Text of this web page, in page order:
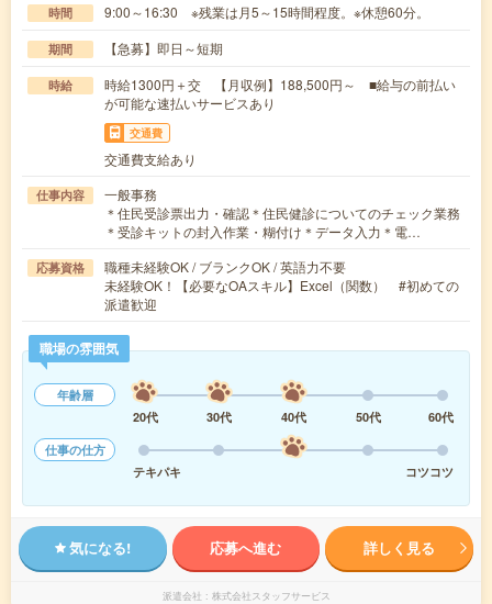
時間 9:00～16:30 ※残業は月5～15時間程度。※休憩60分。
期間 【急募】即日～短期
時給
時給1300円＋交 【月収例】188,500円～ ■給与の前払い
が可能な速払いサービスあり
交通費
交通費支給あり
仕事内容
一般事務
＊住民受診票出力・確認＊住民健診についてのチェック業務
＊受診キットの封入作業・糊付け＊データ入力＊電…
応募資格
職種未経験OK / ブランクOK / 英語力不要
未経験OK！【必要なOAスキル】Excel（関数） #初めての
派遣歓迎
職場の雰囲気
年齢層
20代
30代 40代 50代
60代
仕事の仕方
テキパキ
コツコツ
気になる! 応募へ進む 詳しく見る
派遣会社 株式会社スタッフサービス